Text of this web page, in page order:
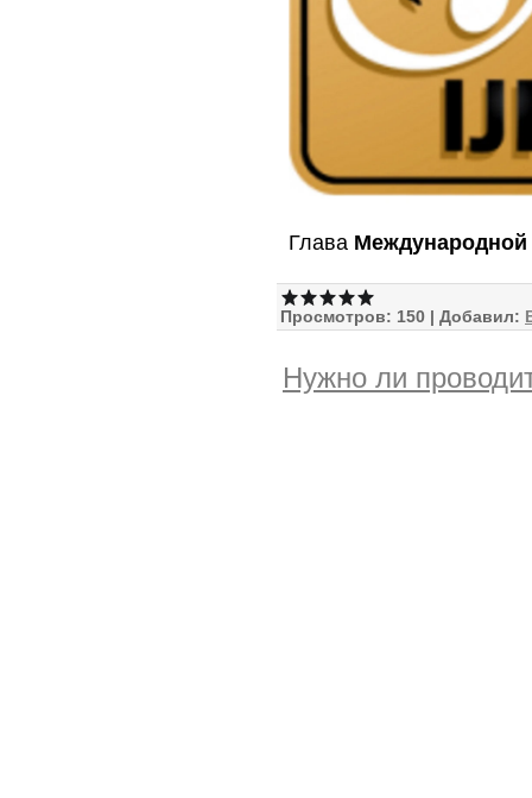
Глава
Просмотров: 150 | Добавил:
Нужно ли